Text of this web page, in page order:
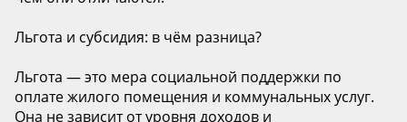
Льгота и субсидия: в чём разница?
Льгота — это мера социальной поддержки по
оплате жилого помещения и коммунальных услуг.
Она не зависит от уровня доходов и